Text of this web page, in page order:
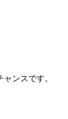
ンスです。